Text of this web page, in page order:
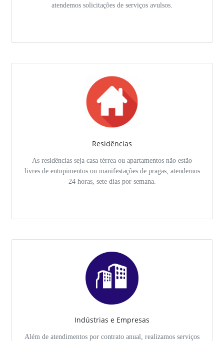
atendemos solicitações de serviços avulsos.
Residências
As residências seja casa térrea ou apartamentos não estão
livres de entupimentos ou manifestações de pragas, atendemos
24 horas, sete dias por semana.
Indústrias e Empresas
Além de atendimentos por contrato anual, realizamos serviços